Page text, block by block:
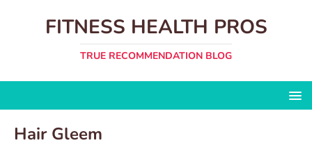
FITNESS HEALTH PROS
TRUE RECOMMENDATION BLOG
Hair Gleem